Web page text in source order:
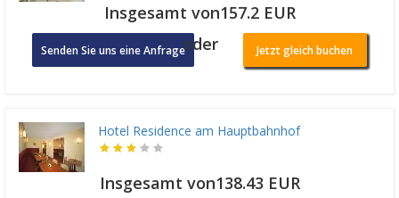
Insgesamt von157.2 EUR
Senden Sie uns eine Anfrageoder Jetzt gleich buchen
Hotel Residence am Hauptbahnhof
Insgesamt von138.43 EUR